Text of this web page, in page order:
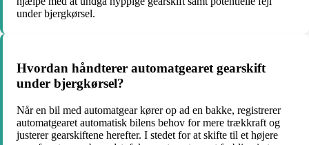
under bjergkørsel.
Hvordan håndterer automatgearet gearskift
under bjergkørsel?
Når en bil med automatgear kører op ad en bakke, registrerer
automatgearet automatisk bilens behov for mere trækkraft og
justerer gearskiftene herefter. I stedet for at skifte til et højere